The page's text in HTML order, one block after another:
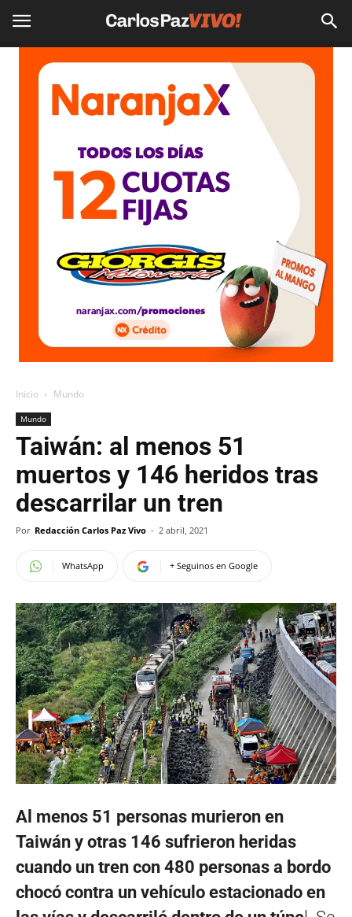
Inicio Mundo
Mundo
Taiwán: al menos 51
muertos y 146 heridos tras
descarrilar un tren
Por Redacción Carlos Paz Vivo - 2 abril, 2021
WhatsApp + Seguinos en Google
Al menos 51 personas murieron en
Taiwán y otras 146 sufrieron heridas
cuando un tren con 480 personas a bordo
chocó contra un vehículo estacionado en